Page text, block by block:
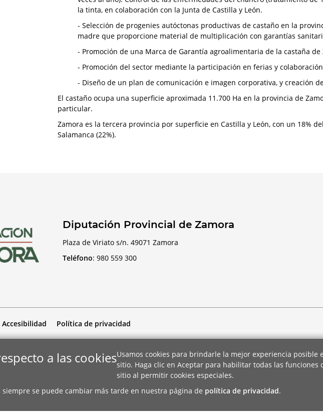
la tinta, en colaboración con la Junta de Castilla y León.
- Selección de progenies autóctonas productivas de castaño en la
madre que proporcione material de multiplicación con garantías
- Promoción de una Marca de Garantía agroalimentaria de la castaña de
- Promoción del sector mediante la participación en ferias y
- Diseño de un plan de comunicación e imagen corporativa, y creación
El castaño ocupa una superficie aproximada 11.700 Ha en la provincia de
particular.
Zamora es la tercera provincia por superficie en Castilla y León, con un 18%
Salamanca (22%).
Diputación Provincial de Zamora
Plaza de Viriato s/n. 49071 Zamora
Teléfono: 980 559 300
Accesibilidad Política de privacidad
a las cookiesUsamos cookies para brindarle la mejor experiencia posible
sitio. Haga clic en Aceptar para habilitar todas las funciones
sitio al permitir cookies especiales.
siempre se puede cambiar más tarde en nuestra página de política de privacidad.